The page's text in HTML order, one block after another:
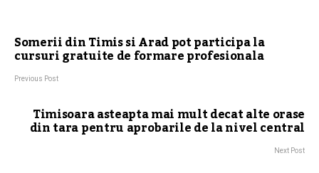
Somerii din Timis si Arad pot participa la
cursuri gratuite de formare profesionala
Previous Post
Timisoara asteapta mai mult decat alte orase
din tara pentru aprobarile de la nivel central
Next Post